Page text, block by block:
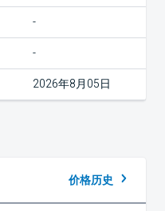
-
-
2026年8月05日
价格历史